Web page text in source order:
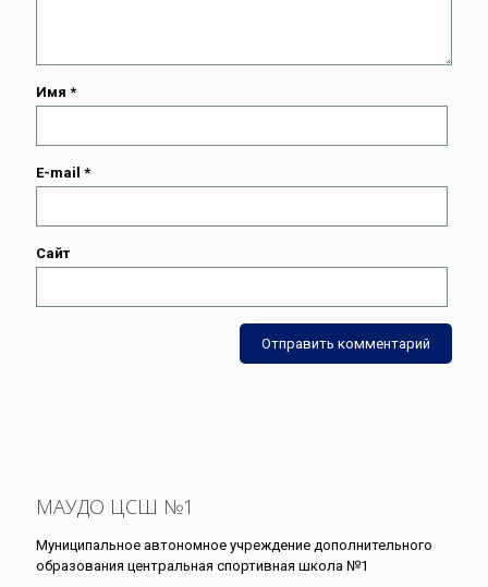
Имя *
E-mail *
Сайт
МАУДО ЦСШ №1
Муниципальное автономное учреждение дополнительного
образования центральная спортивная школа №1